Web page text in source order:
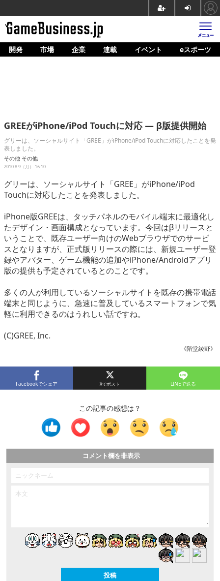
ホーム
企業動向
人材育成
産業政策
連載
eスポーツ
開発 市場 企業 連載 イベント eスポーツ
GREEがiPhone/iPod Touchに対応 ― β版提供開始
グリーは、ソーシャルサイト「GREE」がiPhone/iPod Touchに対応したことを発
表しました。
その他 その他
2010.8.9（月） 16:10
グリーは、ソーシャルサイト「GREE」がiPhone/iPod
Touchに対応したことを発表しました。
iPhone版GREEは、タッチパネルのモバイル端末に最適化し
たデザイン・画面構成となっています。今回はβリリースと
いうことで、既存ユーザー向けのWebブラウザでのサービ
スとなりますが、正式版リリースの際には、新規ユーザー登
録やアバター、ゲーム機能の追加やiPhone/Androidアプリ
版の提供も予定されているとのことです。
多くの人が利用しているソーシャルサイトを既存の携帯電話
端末と同じように、急速に普及しているスマートフォンで気
軽に利用できるのはうれしい話ですね。
(C)GREE, Inc.
《階堂綾野》
Facebookでシェア LINEで送る
この記事の感想は？
コメント欄を非表示